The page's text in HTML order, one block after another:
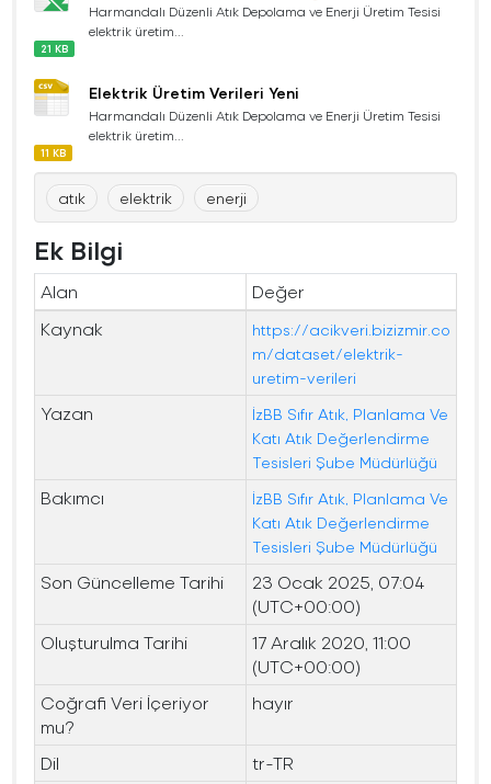
Harmandalı Düzenli Atık Depolama ve Enerji Üretim Tesisi
elektrik üretim...
21 KB
Elektrik Üretim Verileri Yeni
Harmandalı Düzenli Atık Depolama ve Enerji Üretim Tesisi
elektrik üretim...
11 KB
atık elektrik enerji
Ek Bilgi
Alan
Değer
Kaynak
https://acikveri.bizizmir.co
m/dataset/elektrik-
uretim-verileri
Yazan
İzBB Sıfır Atık, Planlama Ve
Katı Atık Değerlendirme
Tesisleri Şube Müdürlüğü
Bakımcı
İzBB Sıfır Atık, Planlama Ve
Katı Atık Değerlendirme
Tesisleri Şube Müdürlüğü
Son Güncelleme Tarihi
23 Ocak 2025, 07:04
(UTC+00:00)
Oluşturulma Tarihi
17 Aralık 2020, 11:00
(UTC+00:00)
Coğrafi Veri İçeriyor
mu?
hayır
Dil
tr-TR